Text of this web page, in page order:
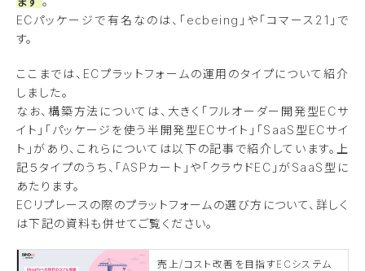
ECパッケージで有名なのは、「ecbeing」や「コマース21」で
す。
ここまでは、ECプラットフォームの運用のタイプについて紹介
しました。
なお、構築方法については、大きく「フルオーダー開発型ECサ
イト」「パッケージを使う半開発型ECサイト」「SaaS型ECサイ
ト」があり、これらについては以下の記事で紹介しています。上
記５タイプのうち、「ASPカート」や「クラウドEC」がSaaS型に
あたります。
ECリプレースの際のプラットフォームの選び方について、詳しく
は下記の資料も併せてご覧ください。
売上/コスト改善を目指すECシステム